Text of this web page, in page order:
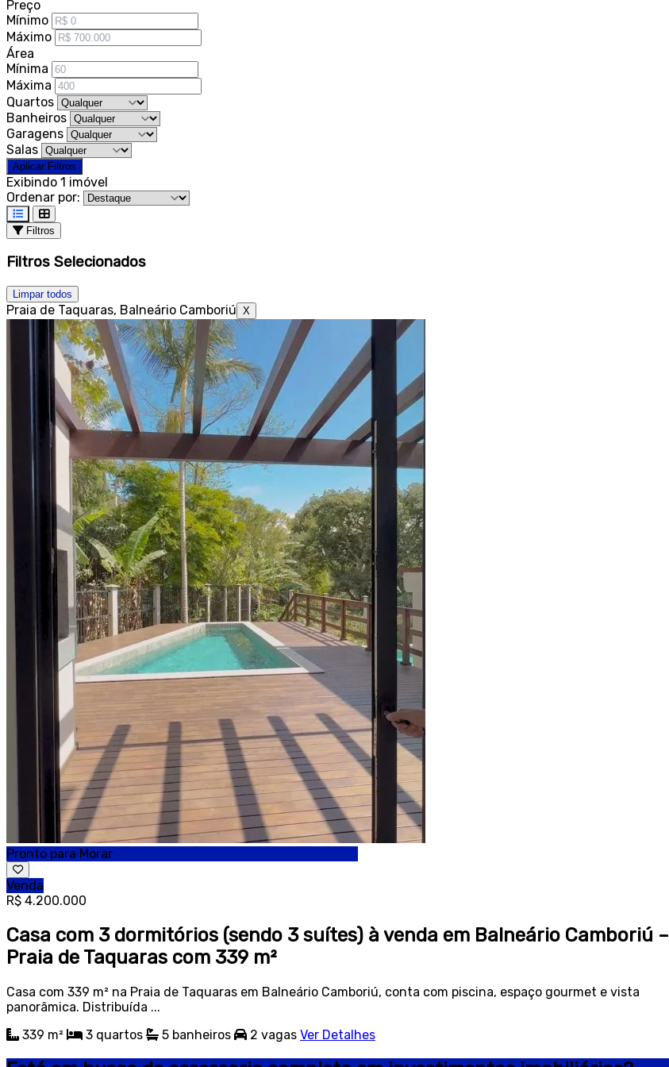
Preço
Mínimo
Máximo
Área
Mínima
Máxima
Quartos
Banheiros
Garagens
Salas
Aplicar Filtros
Exibindo 1 imóvel
Ordenar por:
Filtros
Filtros Selecionados
Limpar todos
Praia de Taquaras, Balneário Camboriú X
Pronto para Morar
Venda
R$ 4.200.000
Casa com 3 dormitórios (sendo 3 suítes) à venda em Balneário Camboriú –
Praia de Taquaras com 339 m²
Casa com 339 m² na Praia de Taquaras em Balneário Camboriú, conta com piscina, espaço gourmet e vista
panorâmica. Distribuída ...
339 m²
3 quartos 5 banheiros 2 vagas Ver Detalhes